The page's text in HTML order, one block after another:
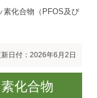
素化合物（PFOS及び
日付：2026年6月2日
化合物